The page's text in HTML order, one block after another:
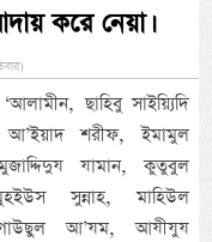
করে নেয়া।
ছাহিবু সাইয়্যিদি
আ’ইয়াদ শরীফ, ইমামুল
যামান, কুতুবুল
সুন্নাহ, মাহিউল
আ’যম, আযীযুয